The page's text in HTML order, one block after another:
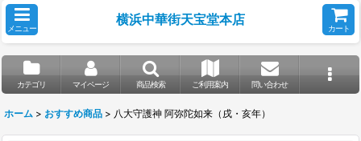
メニュー
横浜中華街天宝堂本店
カート
カテゴリ マイページ 商品検索 ご利用案内 問い合わせ
ホーム > おすすめ商品 > 八大守護神 阿弥陀如来（戌・亥年）